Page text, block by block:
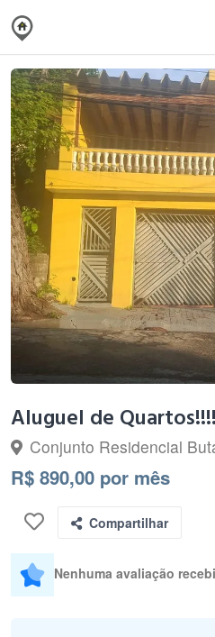
Aluguel de Quartos!!!!
Conjunto Residencial
R$ 890,00 por mês
Compartilhar
Nenhuma avaliação